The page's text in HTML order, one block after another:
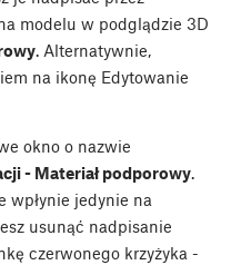
modelu w podglądzie 3D
. Alternatywnie,
na ikonę Edytowanie
okno o nazwie
- Materiał podporowy.
wpłynie jedynie na
usunąć nadpisanie
czerwonego krzyżyka -